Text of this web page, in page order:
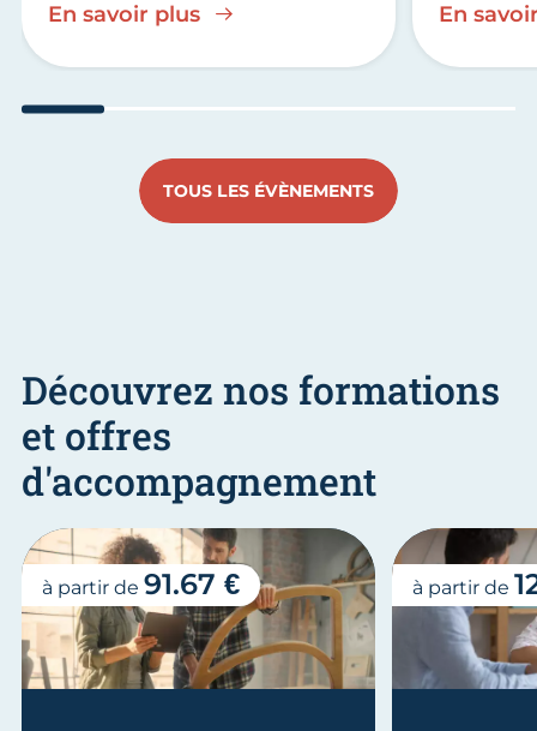
En savoir plus En
TOUS LES ÉVÈNEMENTS
Découvrez nos formations
et offres
d'accompagnement
à partir de 91.67 € à partir de